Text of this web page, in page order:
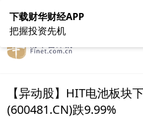
在线客服 关于我们
【异动股】HIT电池板块
(600481.CN)跌9.99%
下载财华财经APP
把握投资先机